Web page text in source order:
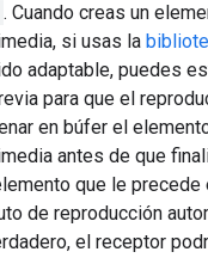
. Cuando creas un
si usas la
adaptable, puedes
para que el
en búfer el
antes de que
que le precede
de reproducción
el receptor